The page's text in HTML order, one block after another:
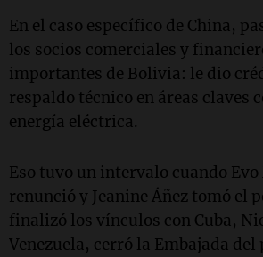
En el caso específico de China,
los socios comerciales y
importantes de Bolivia: le dio
respaldo técnico en áreas claves
energía eléctrica.
Eso tuvo un intervalo cuando
renunció y Jeanine Áñez tomó el
finalizó los vínculos con Cuba,
Venezuela, cerró la Embajada del